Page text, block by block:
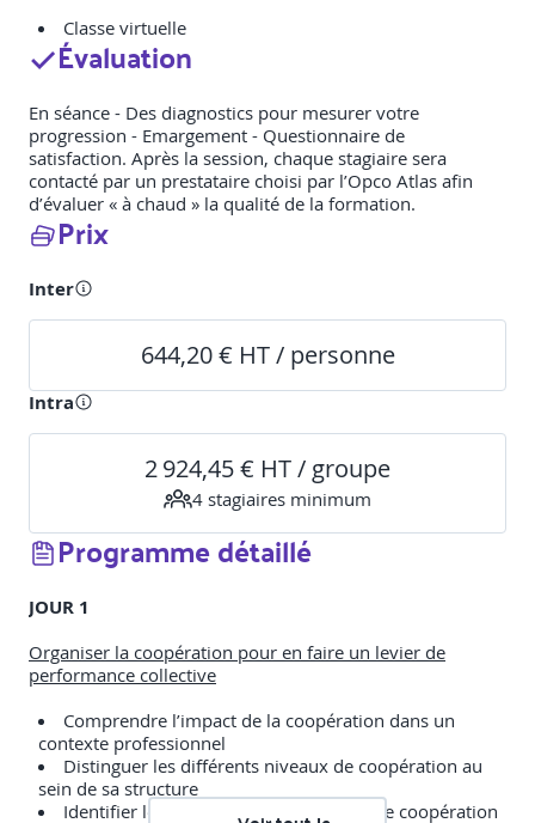
Classe virtuelle
Évaluation
En séance - Des diagnostics pour mesurer votre
progression - Emargement - Questionnaire de
satisfaction. Après la session, chaque stagiaire sera
contacté par un prestataire choisi par l’Opco Atlas afin
d’évaluer « à chaud » la qualité de la formation.
Prix
Inter
644,20 € HT / personne
Intra
2 924,45 € HT / groupe
4 stagiaires minimum
Programme détaillé
JOUR 1
Organiser la coopération pour en faire un levier de
performance collective
Comprendre l’impact de la coopération dans un
contexte professionnel
Distinguer les différents niveaux de coopération au
sein de sa structure
Identifier les facteurs clés favorisant une coopération